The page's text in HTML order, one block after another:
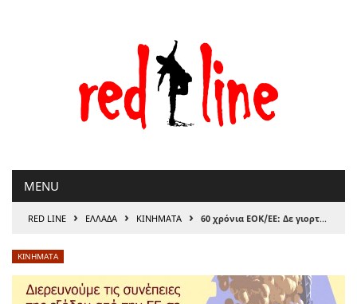
MENU
RED LINE › ΕΛΛΑΔΑ › ΚΙΝΗΜΑΤΑ › 60 χρόνια ΕΟΚ/ΕΕ: Δε γιορτάζουμε, αγωνιζόμαστε
ΚΙΝΗΜΑΤΑ